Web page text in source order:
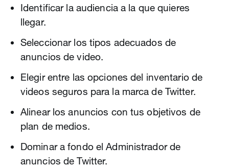
Identificar la audiencia a la que quieres
llegar.
Seleccionar los tipos adecuados de
anuncios de video.
Elegir entre las opciones del inventario de
videos seguros para la marca de Twitter.
Alinear los anuncios con tus objetivos de
plan de medios.
Dominar a fondo el Administrador de
anuncios de Twitter.